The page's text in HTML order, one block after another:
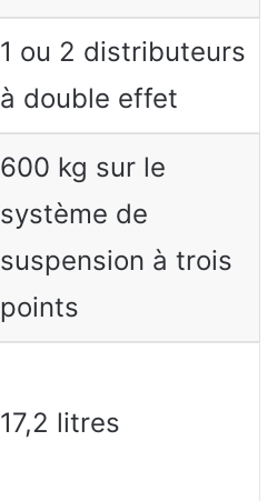
1 ou 2 distributeurs
à double effet
600 kg sur le
système de
suspension à trois
points
17,2 litres